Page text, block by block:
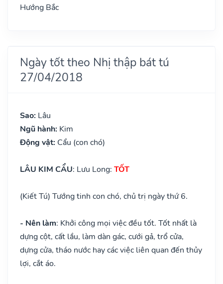
Hướng Bắc
Ngày tốt theo Nhị thập bát tú
27/04/2018
Sao: Lâu
Ngũ hành: Kim
Động vật: Cẩu (con chó)
LÂU KIM CẨU: Lưu Long: TỐT
(Kiết Tú) Tướng tinh con chó, chủ trị ngày thứ 6.
- Nên làm: Khởi công mọi việc đều tốt. Tốt nhất là
dựng cột, cất lầu, làm dàn gác, cưới gả, trổ cửa,
dựng cửa, tháo nước hay các việc liên quan đến thủy
lợi, cắt áo.